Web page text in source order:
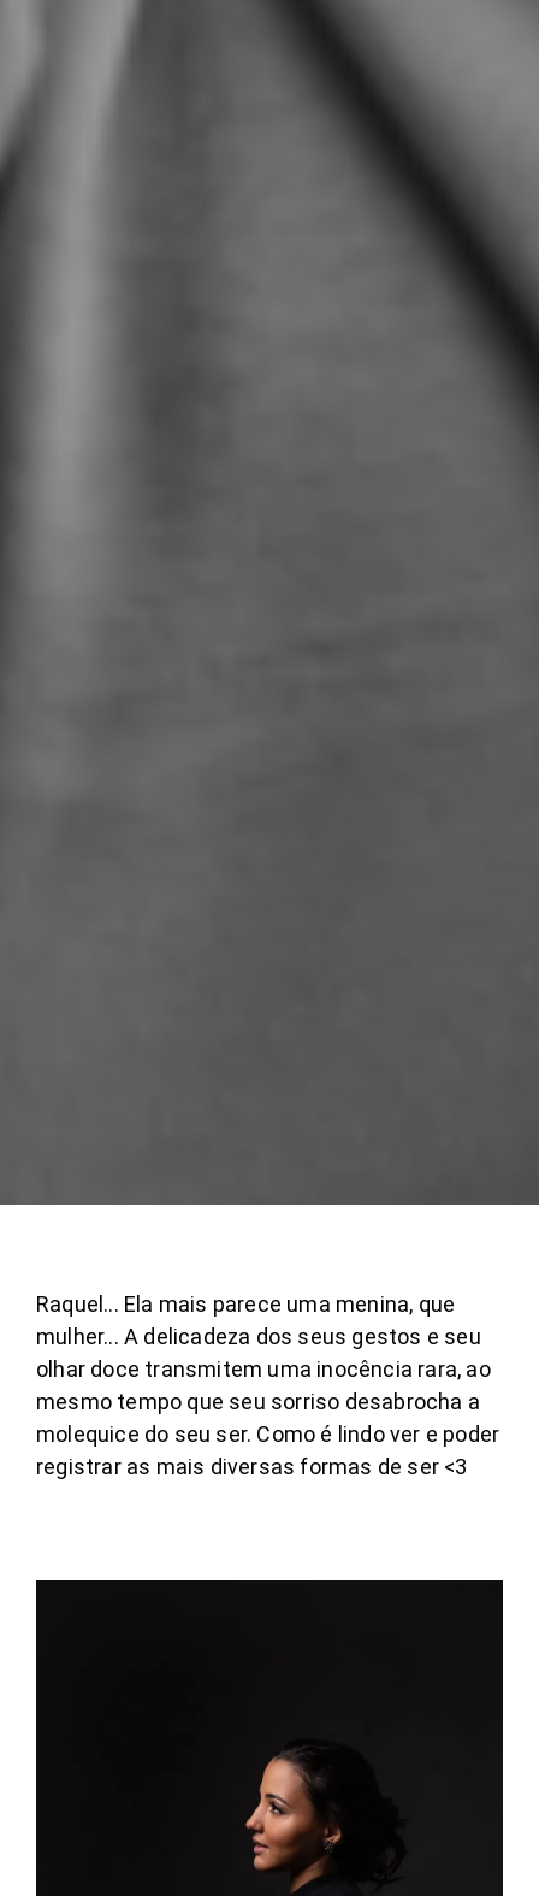
Raquel... Ela mais parece uma menina, que
mulher... A delicadeza dos seus gestos e seu
olhar doce transmitem uma inocência rara, ao
mesmo tempo que seu sorriso desabrocha a
molequice do seu ser. Como é lindo ver e poder
registrar as mais diversas formas de ser <3